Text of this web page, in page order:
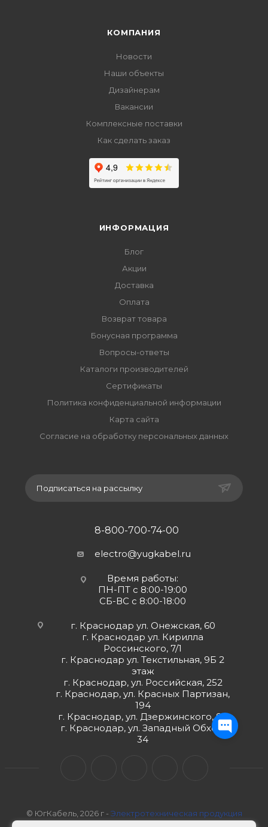
КОМПАНИЯ
Новости
Наши объекты
Дизайнерам
Вакансии
Комплексные поставки
Как сделать заказ
ИНФОРМАЦИЯ
Блог
Акции
Доставка
Оплата
Возврат товара
Бонусная программа
Вопросы-ответы
Каталоги производителей
Сертификаты
Политика конфиденциальной информации
Карта сайта
Согласие на обработку персональных данных
Подписаться на рассылку
8-800-700-74-00
electro@yugkabel.ru
Время работы:
ПН-ПТ с 8:00-19:00
СБ-ВС с 8:00-18:00
г. Краснодар ул. Онежская, 60
г. Краснодар ул. Кирилла
Россинского, 7/1
г. Краснодар ул. Текстильная, 9Б 2
этаж
г. Краснодар, ул. Российская, 252
г. Краснодар, ул. Красных Партизан,
194
г. Краснодар, ул. Дзержинского, 98
г. Краснодар, ул. Западный Обход,
34
© ЮгКабель, 2026 г - Электротехническая продукция